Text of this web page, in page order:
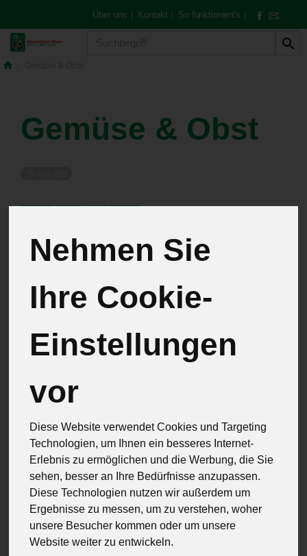
Nehmen Sie
Ihre Cookie-
Einstellungen
vor
Diese Website verwendet Cookies und Targeting
Technologien, um Ihnen ein besseres Internet-
Erlebnis zu ermöglichen und die Werbung, die Sie
sehen, besser an Ihre Bedürfnisse anzupassen.
Diese Technologien nutzen wir außerdem um
Ergebnisse zu messen, um zu verstehen, woher
unsere Besucher kommen oder um unsere
Website weiter zu entwickeln.
Über uns | Kontakt | So funktioniert's |
Gemüse & Obst
Kartoffeln
Salate
Kohlgemüse
Wurzel- & Knollengemüse
Zwiebel- & Lauchgemüse
12
Obst & Beeren
Hülsenfrüchte